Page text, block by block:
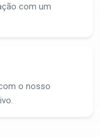
com um
o nosso